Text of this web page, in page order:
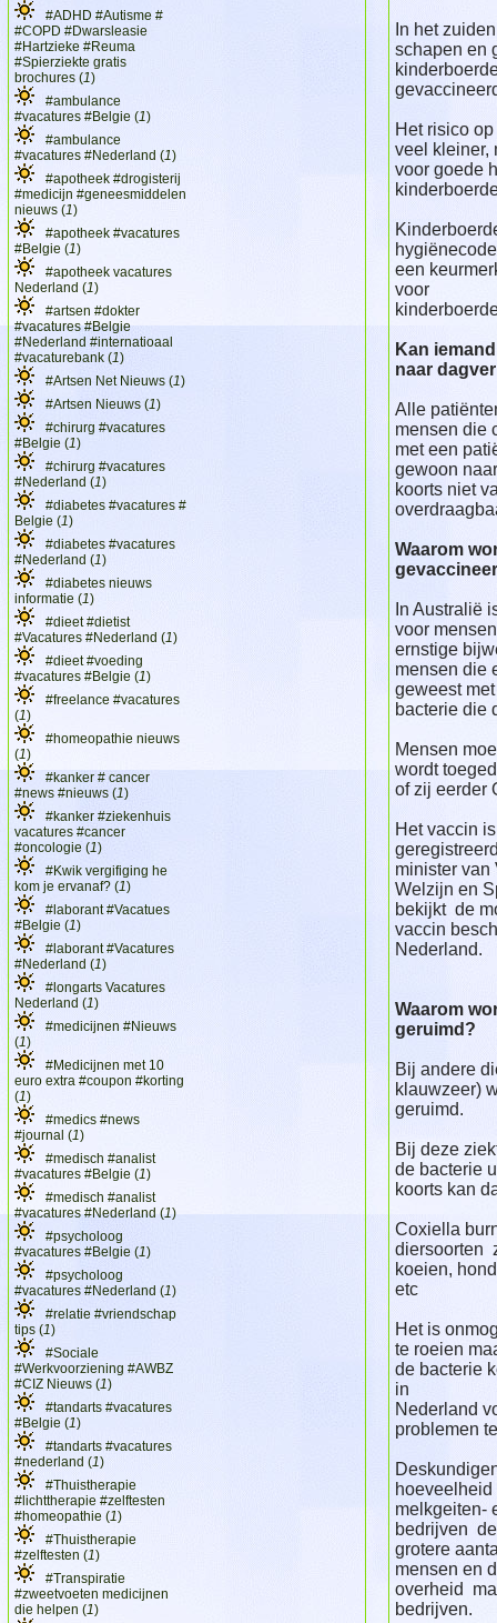
#ADHD #Autisme #
#COPD #Dwarsleasie
#Hartzieke #Reuma
#Spierziekte gratis
brochures (1)
#ambulance
#vacatures #Belgie (1)
#ambulance
#vacatures #Nederland (1)
#apotheek #drogisterij
#medicijn #geneesmiddelen
nieuws (1)
#apotheek #vacatures
#Belgie (1)
#apotheek vacatures
Nederland (1)
#artsen #dokter
#vacatures #Belgie
#Nederland #internatioaal
#vacaturebank (1)
#Artsen Net Nieuws (1)
#Artsen Nieuws (1)
#chirurg #vacatures
#Belgie (1)
#chirurg #vacatures
#Nederland (1)
#diabetes #vacatures #
Belgie (1)
#diabetes #vacatures
#Nederland (1)
#diabetes nieuws
informatie (1)
#dieet #dietist
#Vacatures #Nederland (1)
#dieet #voeding
#vacatures #Belgie (1)
#freelance #vacatures
(1)
#homeopathie nieuws
(1)
#kanker # cancer
#news #nieuws (1)
#kanker #ziekenhuis
vacatures #cancer
#oncologie (1)
#Kwik vergifiging he
kom je ervanaf? (1)
#laborant #Vacatues
#Belgie (1)
#laborant #Vacatures
#Nederland (1)
#longarts Vacatures
Nederland (1)
#medicijnen #Nieuws
(1)
#Medicijnen met 10
euro extra #coupon #korting
(1)
#medics #news
#journal (1)
#medisch #analist
#vacatures #Belgie (1)
#medisch #analist
#vacatures #Nederland (1)
#psycholoog
#vacatures #Belgie (1)
#psycholoog
#vacatures #Nederland (1)
#relatie #vriendschap
tips (1)
#Sociale
#Werkvoorziening #AWBZ
#CIZ Nieuws (1)
#tandarts #vacatures
#Belgie (1)
#tandarts #vacatures
#nederland (1)
#Thuistherapie
#lichttherapie #zelftesten
#homeopathie (1)
#Thuistherapie
#zelftesten (1)
#Transpiratie
#zweetvoeten medicijnen
die helpen (1)
In het
schapen en
Het risico
veel kleiner,
voor goede
een
voor
Kan
naar
Alle
mensen die
met een
gewoon
koorts niet
Waarom
In Australië
voor
ernstige
mensen die
geweest
bacterie die
Mensen
wordt
of zij eerder
Het vaccin
minister van
Welzijn en
bekijkt de
vaccin
Nederland.
Waarom
geruimd?
Bij andere
klauwzeer)
geruimd.
Bij deze
de bacterie
koorts kan
Coxiella
diersoorten
koeien,
etc
Het is
te roeien
de bacterie
in
Nederland
problemen
melkgeiten-
bedrijven
grotere
mensen en
overheid
bedrijven.